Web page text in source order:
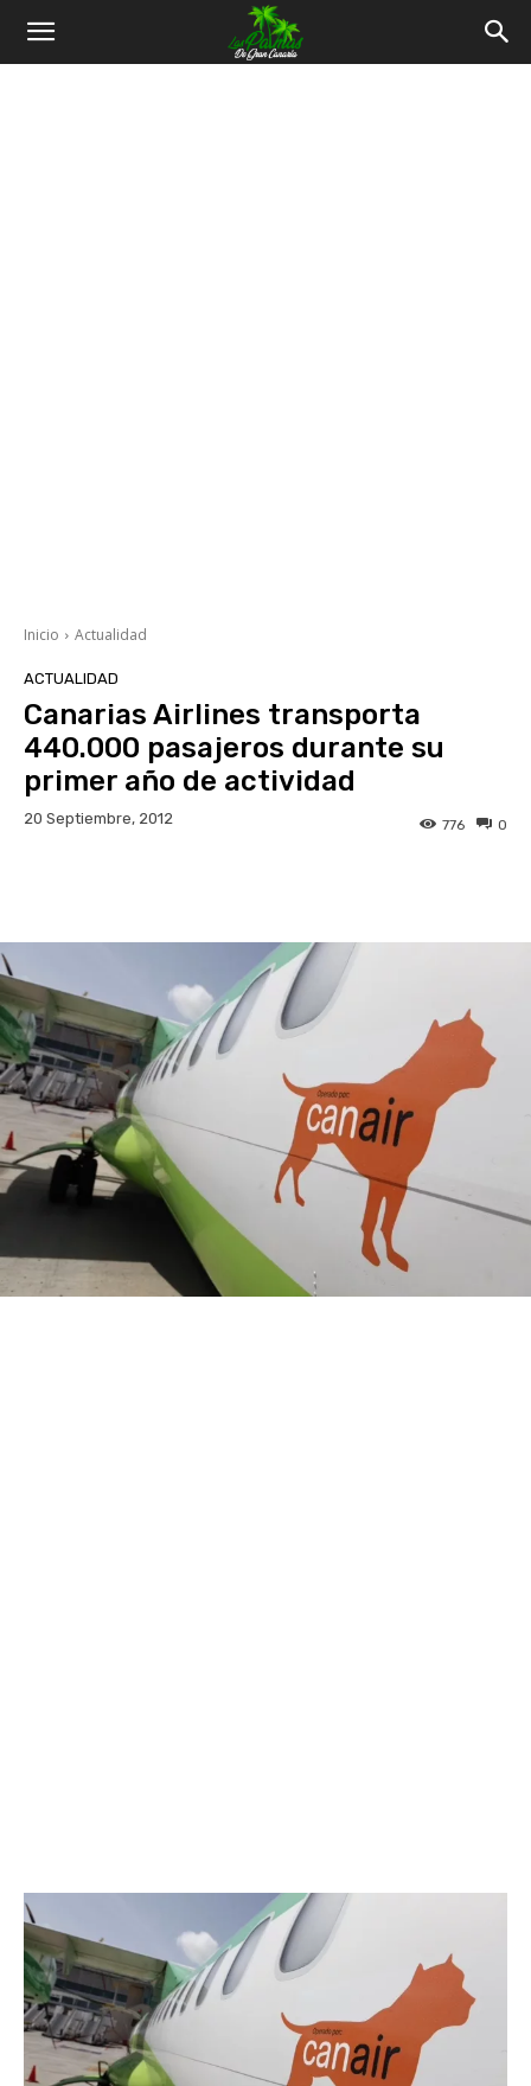
Inicio Actualidad
ACTUALIDAD
Canarias Airlines transporta
440.000 pasajeros durante su
primer año de actividad
20 Septiembre, 2012 0
776